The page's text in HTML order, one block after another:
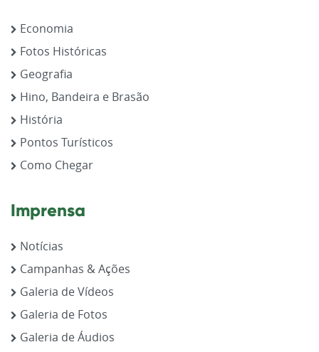
Economia
Fotos Históricas
Geografia
Hino, Bandeira e Brasão
História
Pontos Turísticos
Como Chegar
Imprensa
Notícias
Campanhas & Ações
Galeria de Vídeos
Galeria de Fotos
Galeria de Áudios